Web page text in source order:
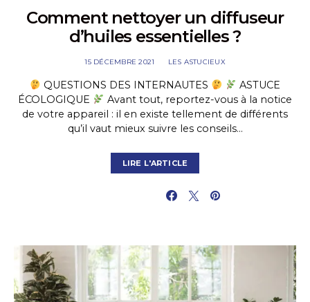
Comment nettoyer un diffuseur
d’huiles essentielles ?
15 DÉCEMBRE 2021 LES ASTUCIEUX
QUESTIONS DES INTERNAUTES
ASTUCE
ÉCOLOGIQUE
Avant tout, reportez-vous à la notice
de votre appareil : il en existe tellement de différents
qu’il vaut mieux suivre les conseils…
LIRE L'ARTICLE